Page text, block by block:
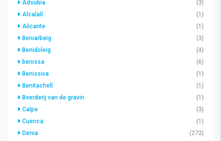
Adsubia
(3)
Alcalalí
(1)
Alicante
(1)
Beniarbeig
(3)
Benidoleig
(4)
benissa
(6)
Benissiva
(1)
Benitachell
(1)
Boerderij van de gravin
(1)
Calpe
(3)
Cuenca
(1)
Denia
(272)